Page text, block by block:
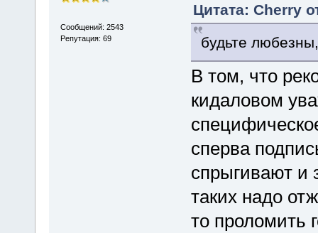
Сообщений: 2543
Репутация: 69
Цитата: Cherry
будьте
В том, что
кидаловом
сперва
спрыгивают и
таких надо
то проломить